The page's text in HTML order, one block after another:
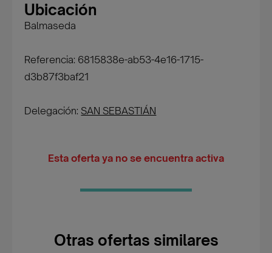
Ubicación
Balmaseda
Referencia: 6815838e-ab53-4e16-1715-
d3b87f3baf21
Delegación: SAN SEBASTIÁN
Esta oferta ya no se encuentra activa
Otras ofertas similares